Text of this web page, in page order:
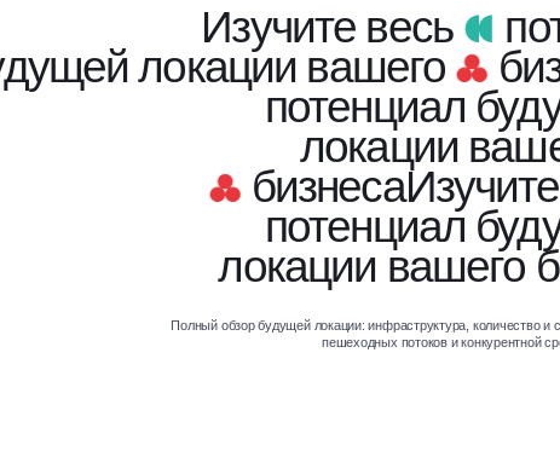
Изучите весь
локации вашего
потенциал
локации
бизнеса
потенциал
локации вашего
Полный обзор будущей локации: инфраструктура, количество и
пешеходных потоков и конкурентной